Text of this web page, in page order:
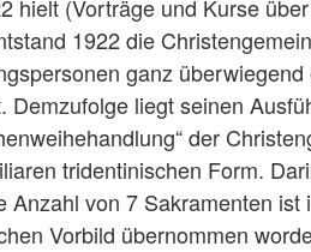
hielt (Vorträge und Kurse
1922 die
ganz
Demzufolge liegt seinen
der
tridentinischen Form.
Anzahl von 7 Sakramenten
Vorbild übernommen